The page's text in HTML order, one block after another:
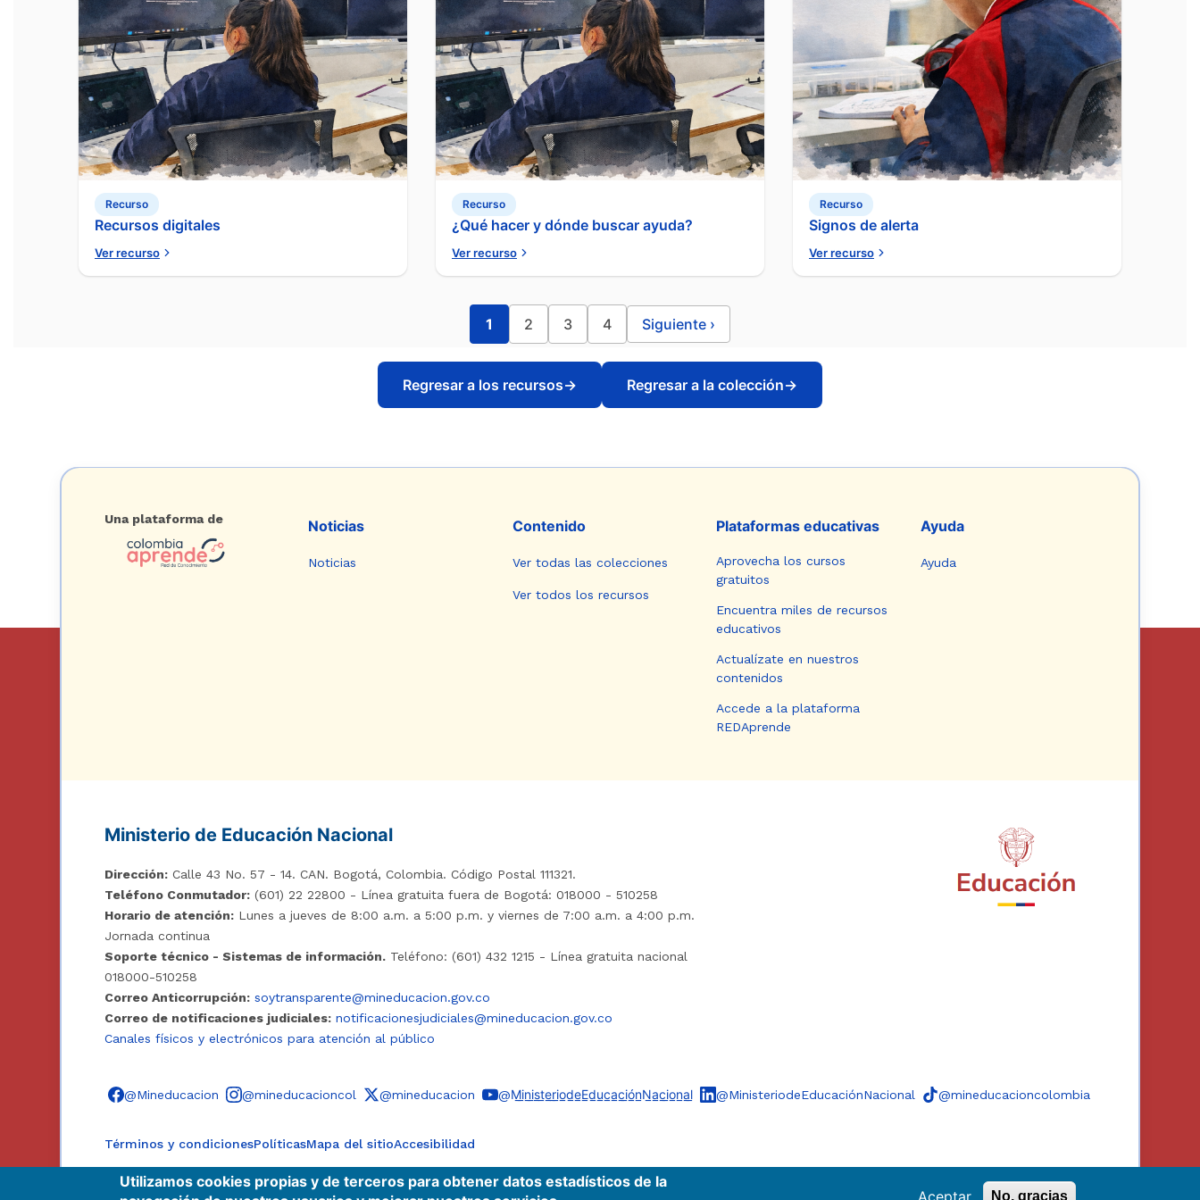
Recurso
Recursos digitales
Ver recurso
Recurso
¿Qué hacer y dónde buscar ayuda?
Ver recurso
Recurso
Signos de alerta
Ver recurso
1 2 3 4 Siguiente ›
Regresar a los recursos→ Regresar a la colección→
Una plataforma de Noticias
Noticias
Contenido
Ver todas las colecciones
Ver todos los recursos
Plataformas educativas
Aprovecha los cursos
gratuitos
Encuentra miles de recursos
educativos
Actualízate en nuestros
contenidos
Accede a la plataforma
REDAprende
Ayuda
Ayuda
Ministerio de Educación Nacional
Dirección:Calle 43 No. 57 - 14. CAN. Bogotá, Colombia. Código Postal 111321.
Teléfono Conmutador:(601) 22 22800 - Línea gratuita fuera de Bogotá: 018000 - 510258
Horario de atención:Lunes a jueves de 8:00 a.m. a 5:00 p.m. y viernes de 7:00 a.m. a 4:00 p.m.
Jornada continua
Soporte técnico - Sistemas de información.Teléfono: (601) 432 1215 - Línea gratuita nacional
018000-510258
Correo Anticorrupción: soytransparente@mineducacion.gov.co
Correo de notificaciones judiciales: notificacionesjudiciales@mineducacion.gov.co
Canales físicos y electrónicos para atención al público
Síguenos en redes sociales
@Mineducacion @mineducacioncol @mineducacion @M̲i̲n̲i̲s̲t̲e̲r̲i̲o̲d̲e̲E̲d̲u̲c̲a̲c̲i̲ó̲n̲N̲a̲c̲i̲o̲n̲a̲l̲ @MinisteriodeEducaciónNacional @mineducacioncolombia
Términos y condicionesPolíticasMapa del sitioAccesibilidad
Utilizamos cookies propias y de terceros para obtener datos estadísticos de la
Aceptar No, gracias